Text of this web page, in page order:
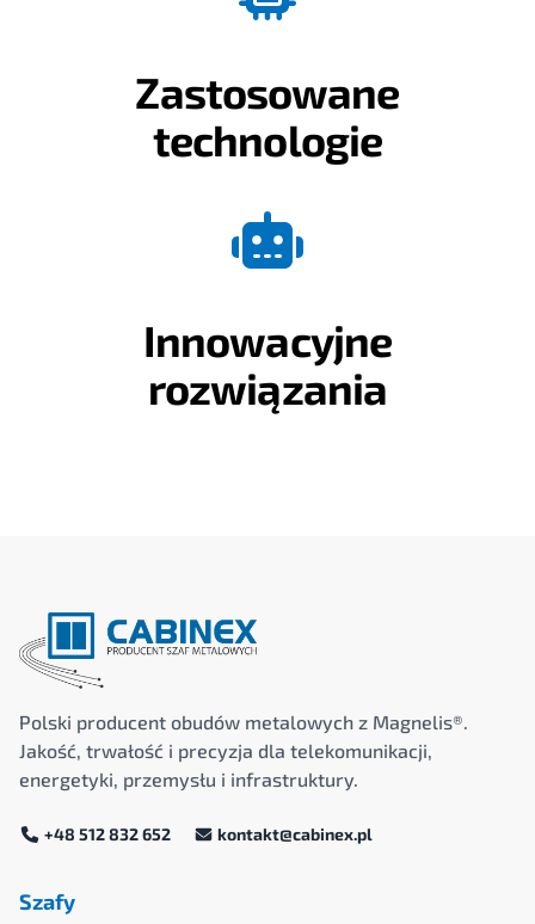
Zastosowane
technologie
Innowacyjne
rozwiązania
Polski producent obudów metalowych z Magnelis®.
Jakość, trwałość i precyzja dla telekomunikacji,
energetyki, przemysłu i infrastruktury.
+48 512 832 652 kontakt@cabinex.pl
Szafy